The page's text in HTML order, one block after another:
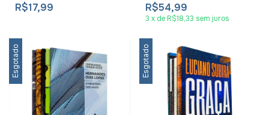
R$17,99 R$54,99
3 x de R$18,33 sem juros
Esgotado Esgotado